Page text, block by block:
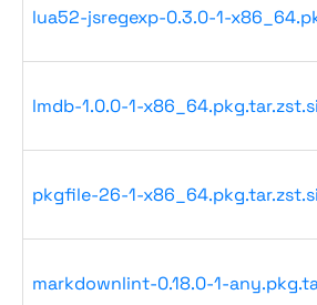
lua52-jsregexp-0.3.0-1-
lmdb-1.0.0-1-
pkgfile-26-1-
markdownlint-0.18.0-1-